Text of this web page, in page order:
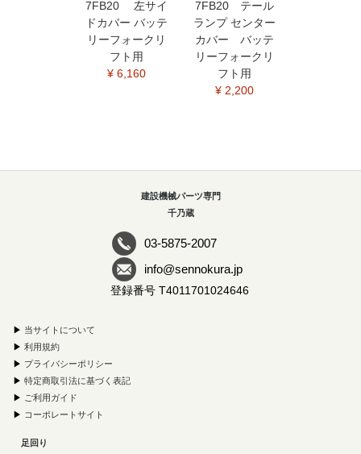
7FB20 左サイ
ドカバー バッテ
リーフォークリ
フト用
¥ 6,160
7FB20 テール
ランプ センター
カバー バッテ
リーフォークリ
フト用
¥ 2,200
建設機械パーツ専門
千乃蔵
03-5875-2007
info@sennokura.jp
登録番号 T4011701024646
▶ 当サイトについて
▶ 利用規約
▶ プライバシーポリシー
▶ 特定商取引法に基づく表記
▶ ご利用ガイド
▶ コーポレートサイト
足回り